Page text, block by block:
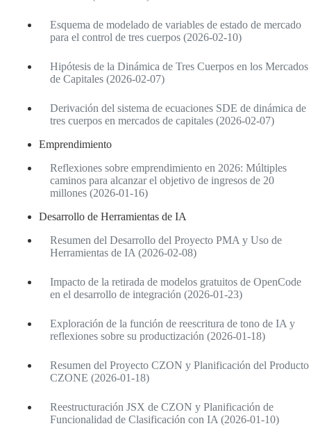
Esquema de modelado de variables de estado de mercado
para el control de tres cuerpos (2026-02-10)
Hipótesis de la Dinámica de Tres Cuerpos en los Mercados
de Capitales (2026-02-07)
Derivación del sistema de ecuaciones SDE de dinámica de
tres cuerpos en mercados de capitales (2026-02-07)
Emprendimiento
Reflexiones sobre emprendimiento en 2026: Múltiples
caminos para alcanzar el objetivo de ingresos de 20
millones (2026-01-16)
Desarrollo de Herramientas de IA
Resumen del Desarrollo del Proyecto PMA y Uso de
Herramientas de IA (2026-02-08)
Impacto de la retirada de modelos gratuitos de OpenCode
en el desarrollo de integración (2026-01-23)
Exploración de la función de reescritura de tono de IA y
reflexiones sobre su productización (2026-01-18)
Resumen del Proyecto CZON y Planificación del Producto
CZONE (2026-01-18)
Reestructuración JSX de CZON y Planificación de
Funcionalidad de Clasificación con IA (2026-01-10)